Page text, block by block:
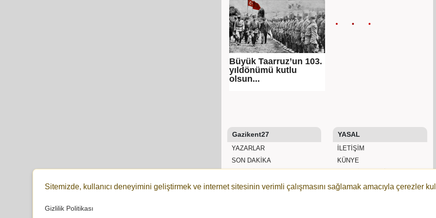
Büyük Taarruz’un 103.
yıldönümü kutlu
olsun...
Gazikent27
YAZARLAR
SON DAKİKA
WEBTV
YASAL
İLETIŞIM
KÜNYE
KURALLAR
Sitemizde, kullanıcı deneyimini geliştirmek ve internet sitesinin verimli çalışmasını sağlamak amacıyla çerezler
Gizlilik Politikası